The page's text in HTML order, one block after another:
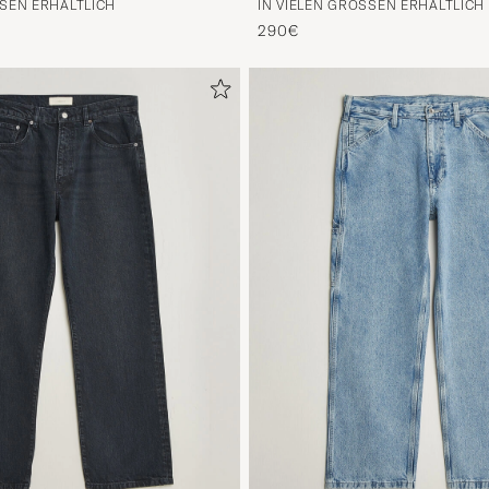
ERHÄLTLICH IN VIELEN GRÖSSEN ERHÄLTLICH
290€